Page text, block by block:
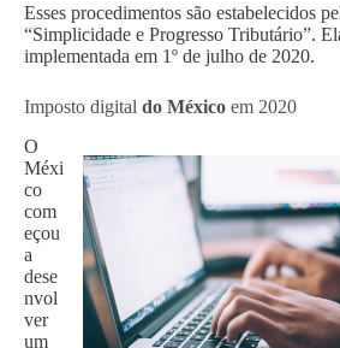
Esses procedimentos são estabelecidos
“Simplicidade e Progresso Tributário”.
implementada em 1º de julho de 2020.
Imposto digital do México em 2020
O
Méxi
co
com
eçou
a
dese
nvol
ver
um